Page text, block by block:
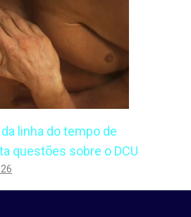
linha do tempo de
questões sobre o DCU